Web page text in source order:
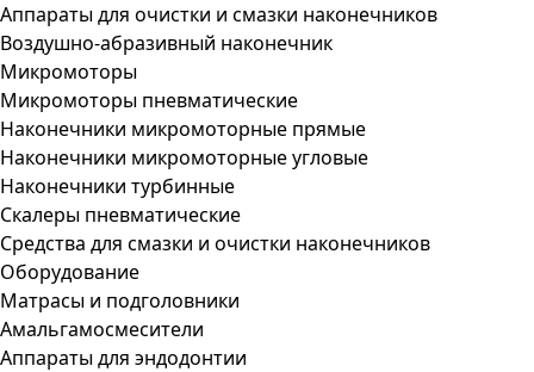
Аппараты для очистки и смазки наконечников
Воздушно-абразивный наконечник
Микромоторы
Микромоторы пневматические
Наконечники микромоторные прямые
Наконечники микромоторные угловые
Наконечники турбинные
Скалеры пневматические
Средства для смазки и очистки наконечников
Оборудование
Матрасы и подголовники
Амальгамосмесители
Аппараты для эндодонтии